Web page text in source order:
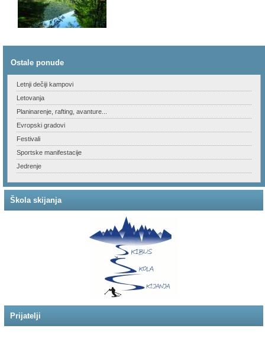
Ostale ponude
Letnji dečiji kampovi
Letovanja
Planinarenje, rafting, avanture...
Evropski gradovi
Festivali
Sportske manifestacije
Jedrenje
Škola skijanja
Prijatelji